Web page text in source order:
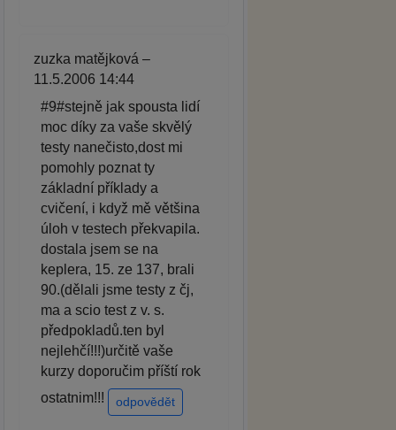
zuzka matějková –
11.5.2006 14:44
#9#stejně jak spousta lidí
moc díky za vaše skvělý
testy nanečisto,dost mi
pomohly poznat ty
základní příklady a
cvičení, i když mě většina
úloh v testech překvapila.
dostala jsem se na
keplera, 15. ze 137, brali
90.(dělali jsme testy z čj,
ma a scio test z v. s.
předpokladů.ten byl
nejlehčí!!!)určitě vaše
kurzy doporučim příští rok
ostatnim!!!
odpovědět